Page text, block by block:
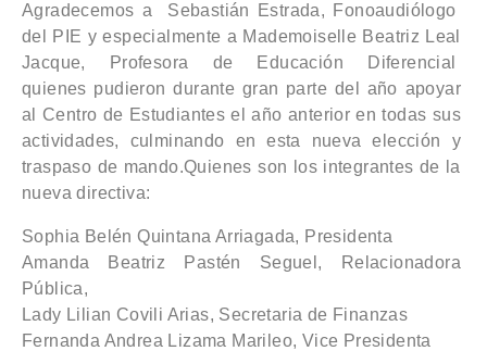
Agradecemos a Sebastián Estrada, Fonoaudiólogo
del PIE y especialmente a Mademoiselle Beatriz Leal
Jacque, Profesora de Educación Diferencial
quienes pudieron durante gran parte del año apoyar
al Centro de Estudiantes el año anterior en todas sus
actividades, culminando en esta nueva elección y
traspaso de mando.Quienes son los integrantes de la
nueva directiva:
Sophia Belén Quintana Arriagada, Presidenta
Amanda Beatriz Pastén Seguel, Relacionadora
Pública,
Lady Lilian Covili Arias, Secretaria de Finanzas
Fernanda Andrea Lizama Marileo, Vice Presidenta